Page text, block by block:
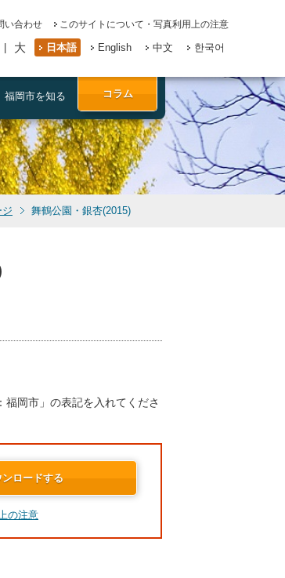
い合わせ このサイトについて・写真利用上の注意
大 日本語 English 中文 한국어
福岡市を知る コラム
ジ 舞鶴公園・銀杏(2015)
福岡市」の表記を入れてくださ
ロードする
の注意